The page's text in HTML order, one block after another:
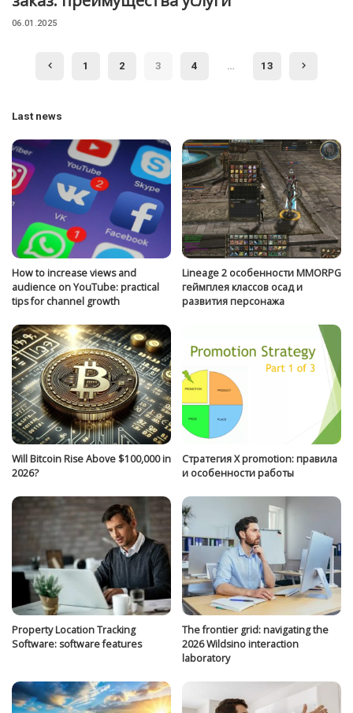
06.01.2025
1 2 3 4 … 13
Last news
How to increase views and
audience on YouTube: practical
tips for channel growth
Lineage 2 особенности MMORPG
геймплея классов осад и
развития персонажа
Will Bitcoin Rise Above $100,000 in
2026?
Стратегия Х promotion: правила
и особенности работы
Property Location Tracking
Software: software features
The frontier grid: navigating the
2026 Wildsino interaction
laboratory